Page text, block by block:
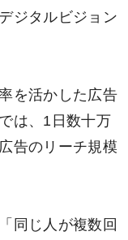
ジタルビジョン
を活かした広告
は、1日数十万
告のリーチ規模
同じ人が複数回